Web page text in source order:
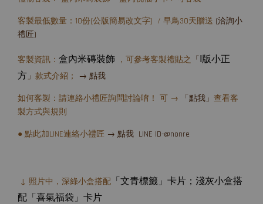
客製最低數量：10份(公版簡易改文字) / 早鳥30天贈送 (洽詢小
禮匠)
客製資訊： 盒內米磚裝飾 ，可參考客製禮貼之 「 I版小正
方」 款式介紹； → 點我
如何客製：請連絡小禮匠詢問討論唷！ 可 → 「點我」 查看客
製方式與規則
● 點此加LINE連絡小禮匠 → 點我 LINE ID-@nonre
↓ 照片中，深綠小盒搭配 「文青標籤」卡片；淺灰小盒搭
配 「喜氣福袋」卡片